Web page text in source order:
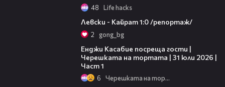
48 Life hacks
Левски - Кайрат 1:0 /репортаж/
2 gong_bg
Енджи Касабие посреща гости |
Черешката на тортата | 31 юли 2026 |
Част 1
6 Черешката на тортата